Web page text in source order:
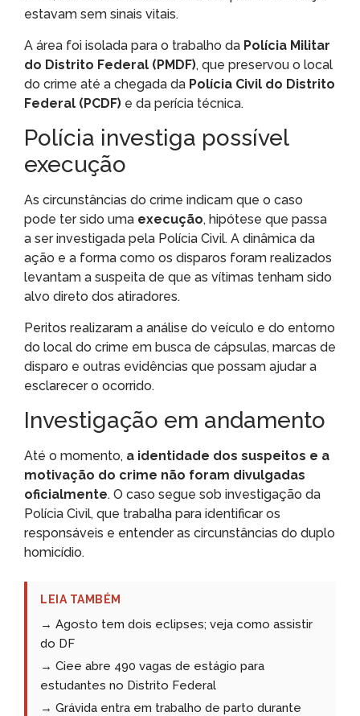
estavam sem sinais vitais.
A área foi isolada para o trabalho da Polícia Militar
do Distrito Federal (PMDF), que preservou o local
do crime até a chegada da Polícia Civil do Distrito
Federal (PCDF) e da perícia técnica.
Polícia investiga possível
execução
As circunstâncias do crime indicam que o caso
pode ter sido uma execução, hipótese que passa
a ser investigada pela Polícia Civil. A dinâmica da
ação e a forma como os disparos foram realizados
levantam a suspeita de que as vítimas tenham sido
alvo direto dos atiradores.
Peritos realizaram a análise do veículo e do entorno
do local do crime em busca de cápsulas, marcas de
disparo e outras evidências que possam ajudar a
esclarecer o ocorrido.
Investigação em andamento
Até o momento, a identidade dos suspeitos e a
motivação do crime não foram divulgadas
oficialmente. O caso segue sob investigação da
Polícia Civil, que trabalha para identificar os
responsáveis e entender as circunstâncias do duplo
homicídio.
LEIA TAMBÉM
→ Agosto tem dois eclipses; veja como assistir
do DF
→ Ciee abre 490 vagas de estágio para
estudantes no Distrito Federal
→ Grávida entra em trabalho de parto durante